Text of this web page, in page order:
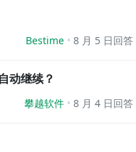
Bestime 8 月 5 日回答
动继续？
攀越软件 8 月 4 日回答